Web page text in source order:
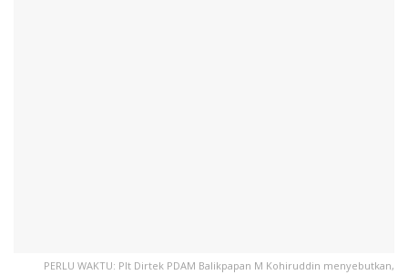
PERLU WAKTU: Plt Dirtek PDAM Balikpapan M Kohiruddin menyebutkan,